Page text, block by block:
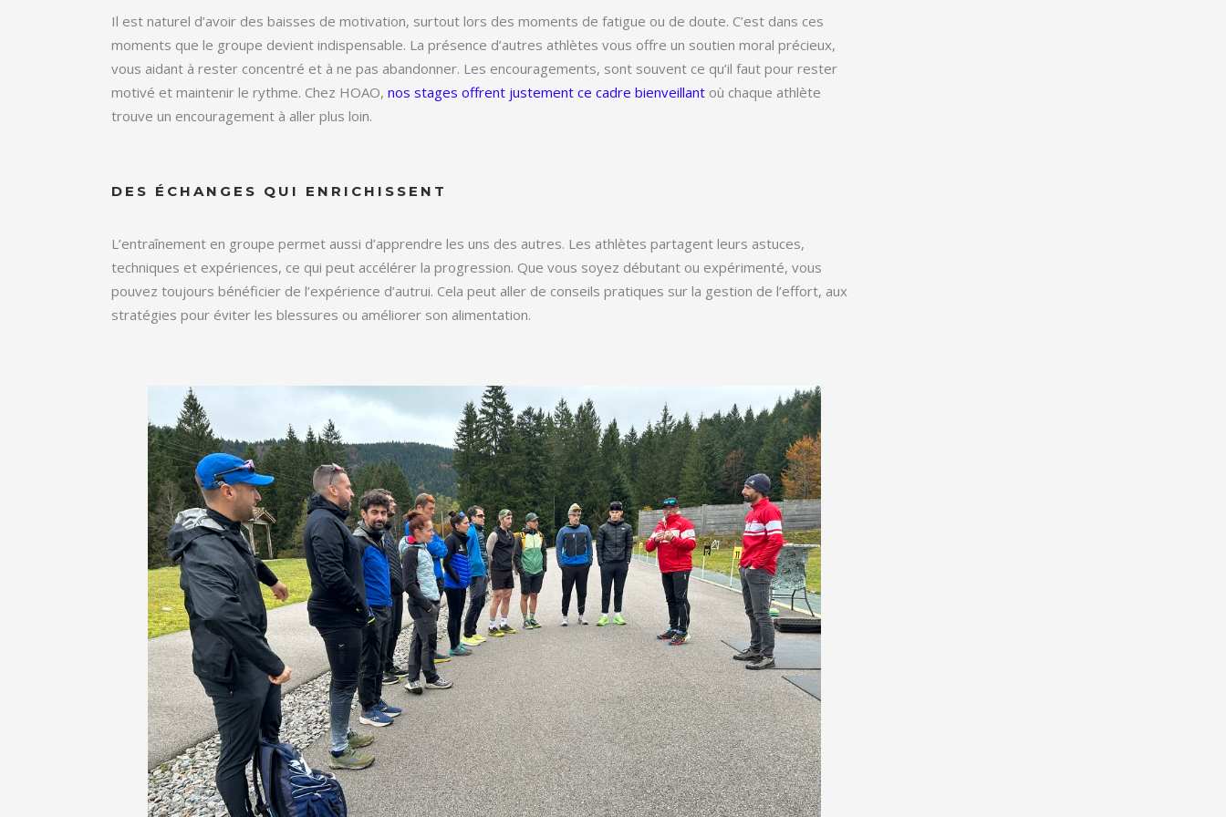
Il est naturel d’avoir des baisses de motivation, surtout lors des moments de fatigue ou de doute. C’est dans ces
moments que le groupe devient indispensable. La présence d’autres athlètes vous offre un soutien moral précieux,
vous aidant à rester concentré et à ne pas abandonner. Les encouragements, sont souvent ce qu’il faut pour rester
motivé et maintenir le rythme. Chez HOAO, nos stages offrent justement ce cadre bienveillant où chaque athlète
trouve un encouragement à aller plus loin.
DES ÉCHANGES QUI ENRICHISSENT
L’entraînement en groupe permet aussi d’apprendre les uns des autres. Les athlètes partagent leurs astuces,
techniques et expériences, ce qui peut accélérer la progression. Que vous soyez débutant ou expérimenté, vous
pouvez toujours bénéficier de l’expérience d’autrui. Cela peut aller de conseils pratiques sur la gestion de l’effort, aux
stratégies pour éviter les blessures ou améliorer son alimentation.